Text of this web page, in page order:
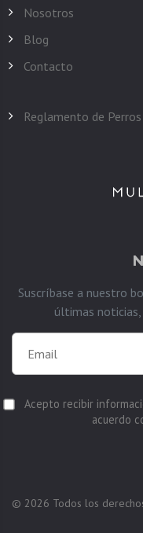
Nosotros
Blog
Contacto
Reglamento de Perros
Suscríbase a nuestro
últimas
Acepto recibir
acuerdo
© 2026 Todos los